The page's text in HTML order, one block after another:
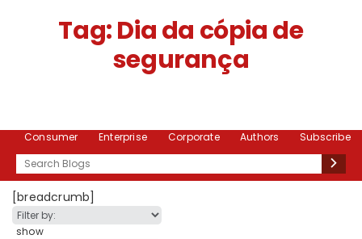
Tag:Dia da cópia de
segurança
Consumer Enterprise Corporate Authors
Subscribe
Search
[breadcrumb]
show